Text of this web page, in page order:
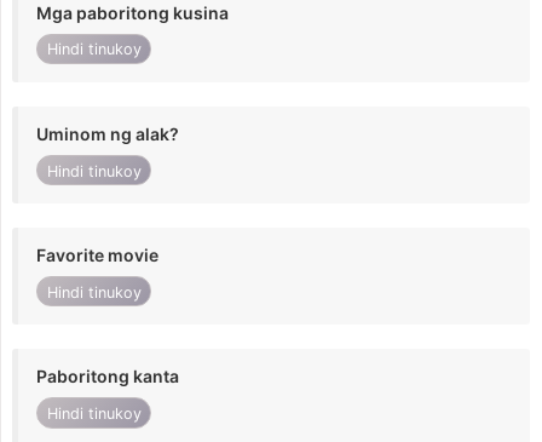
Mga paboritong kusina
Hindi tinukoy
Uminom ng alak?
Hindi tinukoy
Favorite movie
Hindi tinukoy
Paboritong kanta
Hindi tinukoy